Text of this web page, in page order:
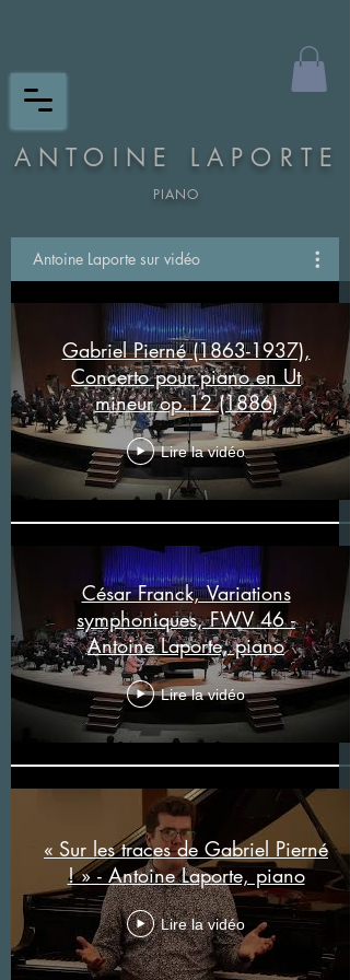
ANTOINE LAPORTE
PIANO
Antoine Laporte sur vidéo
Gabriel Pierné (1863-1937),
Concerto pour piano en Ut
mineur op.12 (1886)
Lire la vidéo
César Franck, Variations
symphoniques, FWV 46 -
Antoine Laporte, piano
Lire la vidéo
« Sur les traces de Gabriel Pierné
! » - Antoine Laporte, piano
Lire la vidéo